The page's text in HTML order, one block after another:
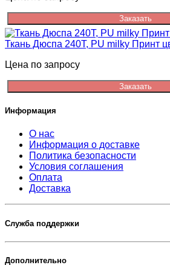
Заказать
Ткань Дюспа 240Т, PU milky Принт
Цена по запросу
Заказать
Информация
О нас
Информация о доставке
Политика безопасности
Условия соглашения
Оплата
Доставка
Служба поддержки
Дополнительно